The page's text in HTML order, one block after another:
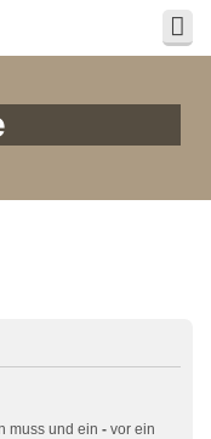
muss und ein - vor ein